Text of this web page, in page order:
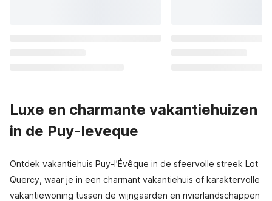
Luxe en charmante vakantiehuizen
in de Puy-leveque
Ontdek vakantiehuis Puy-l’Évêque in de sfeervolle streek Lot
Quercy, waar je in een charmant vakantiehuis of karaktervolle
vakantiewoning tussen de wijngaarden en rivierlandschappen